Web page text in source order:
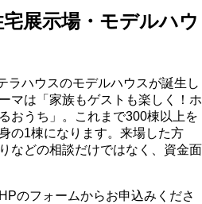
展示場・モデルハウ
ラハウスのモデルハウスが誕生し
マは「家族もゲストも楽しく！ホ
おうち」。これまで300棟以上を
の1棟になります。来場した方
などの相談だけではなく、資金面
のフォームからお申込みくださ